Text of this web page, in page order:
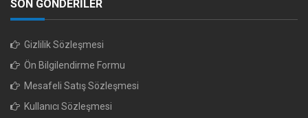
SON GÖNDERİLER
Gizlilik Sözleşmesi
Ön Bilgilendirme Formu
Mesafeli Satış Sözleşmesi
Kullanıcı Sözleşmesi